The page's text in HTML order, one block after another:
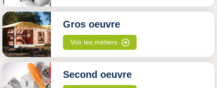
Gros oeuvre
Voir les métiers
Second oeuvre